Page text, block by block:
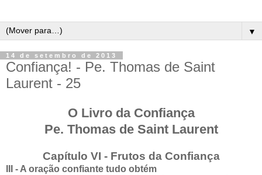
▼
14 de setembro de 2013
Confiança! - Pe. Thomas de Saint
Laurent - 25
O Livro da Confiança
Pe. Thomas de Saint Laurent
Capítulo VI - Frutos da Confiança
III - A oração confiante tudo obtém